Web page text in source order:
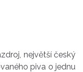
největší český
piva o jednu